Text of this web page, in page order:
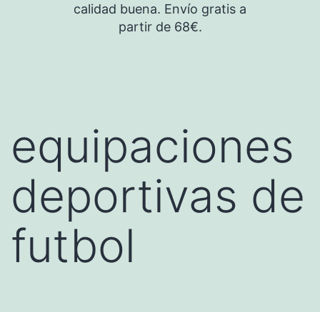
calidad buena. Envío gratis a
partir de 68€.
equipaciones
deportivas de
futbol